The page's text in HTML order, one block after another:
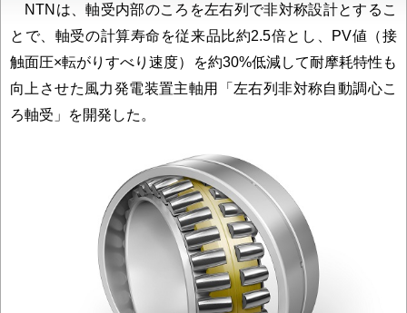
NTNは、軸受内部のころを左右列で非対称設計とするこ
とで、軸受の計算寿命を従来品比約2.5倍とし、PV値（接
触面圧×転がりすべり速度）を約30%低減して耐摩耗特性も
向上させた風力発電装置主軸用「左右列非対称自動調心こ
ろ軸受」を開発した。